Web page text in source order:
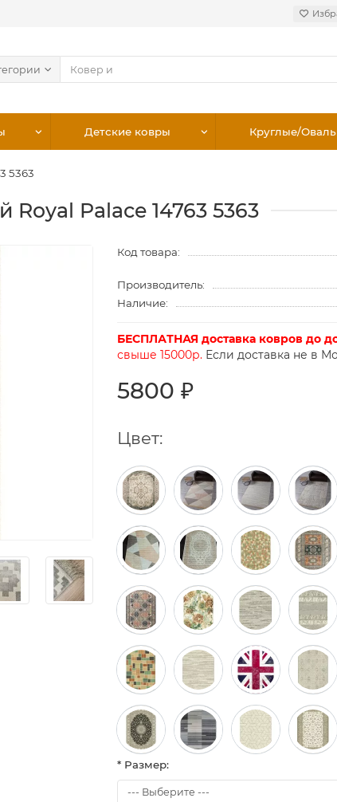
Детские ковры Круглые/
5363
Royal Palace 14763 5363
Код товара:
Производитель:
Наличие:
БЕСПЛАТНАЯ доставка ковров до
свыше 15000р. Если доставка не в
5800 ₽
Цвет:
* Размер: